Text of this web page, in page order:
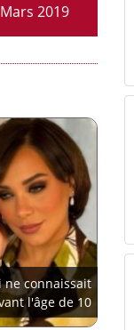
2019
ne connaissait
l'âge de 10
ans